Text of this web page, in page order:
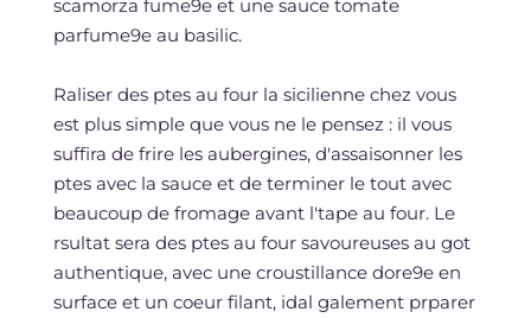
scamorza fume9e et une sauce tomate
parfume9e au basilic.
Raliser des ptes au four la sicilienne chez vous
est plus simple que vous ne le pensez : il vous
suffira de frire les aubergines, d'assaisonner les
ptes avec la sauce et de terminer le tout avec
beaucoup de fromage avant l'tape au four. Le
rsultat sera des ptes au four savoureuses au got
authentique, avec une croustillance dore9e en
surface et un coeur filant, idal galement prparer